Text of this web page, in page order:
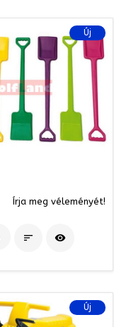
Új
Írja meg véleményét!
 
Új